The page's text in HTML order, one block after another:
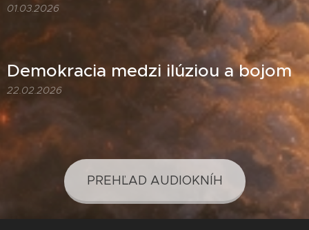
01.03.2026
Demokracia medzi ilúziou a bojom
22.02.2026
PREHĽAD AUDIOKNÍH